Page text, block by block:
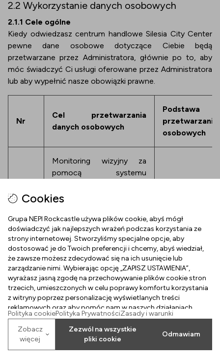
2.2 Wykorzystanie danych osobowych
2.1.1 Cele ogólne
Kiedy odwiedzasz centrum handlowe Silesia City Center
pewne dane osobowe dotyczące Ciebie będą
przetwarzane przez Administratora, głównie po to, aby
móc świadczyć Ci usługi oferowane przez Administratora
lub aby wypełnić nasze obowiązki prawne.
Nr
Cel przetwarzania
danych osobowych
Podstawa
osobowych
Monitoring wizyjny za
pomocą systemu
zainstalowanego
handlowego, na częściach
wspólnych, drogach
dojazdowych oraz
parkingach
mienia
centrum
Ułatwienie dostęp do
parkingu centrum
handlowego
Wykonywanie
świadczenie
usług (tj.
obiektów i usług
świadczonych
Cookies
Grupa NEPI Rockcastle używa plików cookie, abyś mógł
doświadczyć jak najlepszych wrażeń podczas korzystania ze
strony internetowej. Stworzyliśmy specjalne opcje, aby
dostosować je do Twoich preferencji i chcemy, abyś wiedział,
że zawsze możesz zdecydować się na ich usunięcie lub
zarządzanie nimi. Wybierając opcję „ZAPISZ USTAWIENIA”,
wyrażasz jasną zgodę na przechowywanie plików cookie stron
trzecich, umieszczonych w celu poprawy komfortu korzystania
z witryny poprzez personalizację wyświetlanych treści
reklamowych oraz aby pomóc nam w naszych działaniach
marketingowych. Przeczytaj politykę dotyczącą plików cookie.
Polityka cookiePolityka PrywatnościZasady i warunki
Zobacz
więcej
Zezwól na wszystkie
pliki cookie
Odmawiam